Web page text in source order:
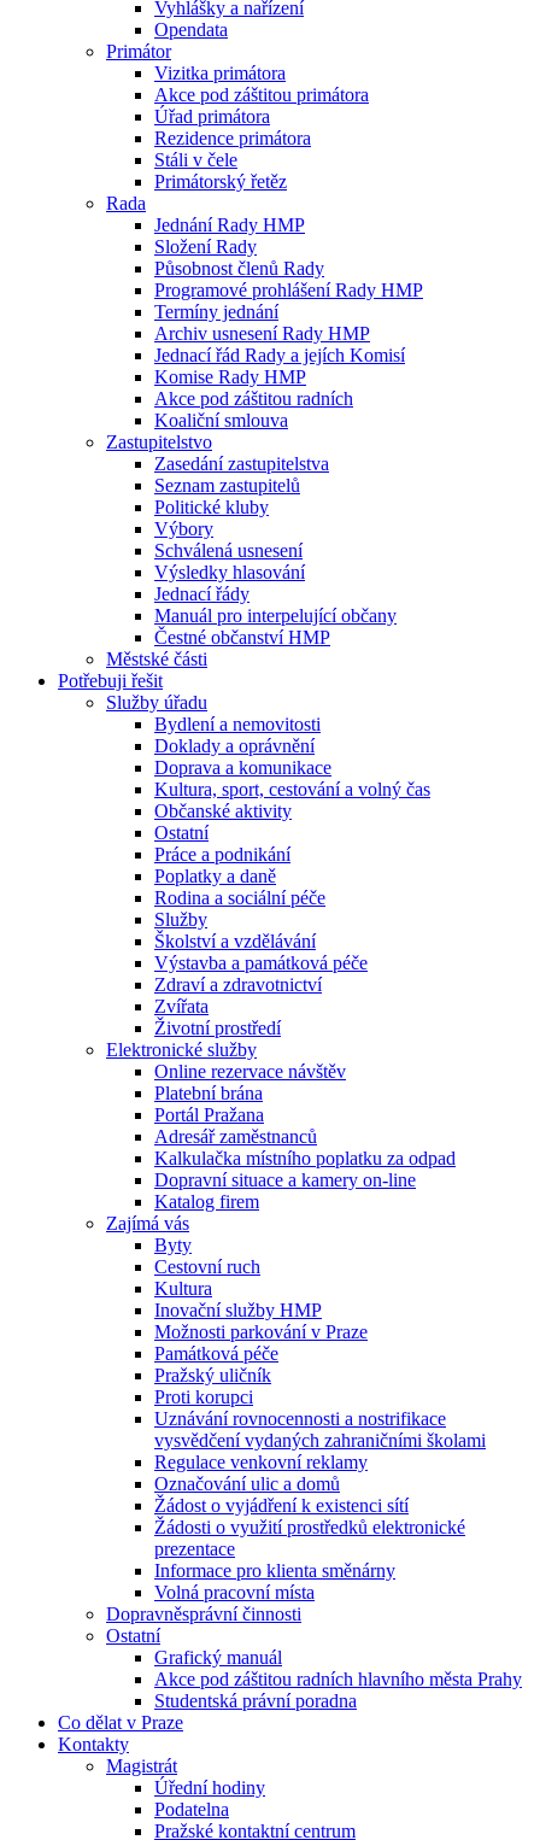
Vyhlášky a nařízení
Opendata
Primátor
Vizitka primátora
Akce pod záštitou primátora
Úřad primátora
Rezidence primátora
Stáli v čele
Primátorský řetěz
Rada
Jednání Rady HMP
Složení Rady
Působnost členů Rady
Programové prohlášení Rady HMP
Termíny jednání
Archiv usnesení Rady HMP
Jednací řád Rady a jejích Komisí
Komise Rady HMP
Akce pod záštitou radních
Koaliční smlouva
Zastupitelstvo
Zasedání zastupitelstva
Seznam zastupitelů
Politické kluby
Výbory
Schválená usnesení
Výsledky hlasování
Jednací řády
Manuál pro interpelující občany
Čestné občanství HMP
Městské části
Potřebuji řešit
Služby úřadu
Bydlení a nemovitosti
Doklady a oprávnění
Doprava a komunikace
Kultura, sport, cestování a volný čas
Občanské aktivity
Ostatní
Práce a podnikání
Poplatky a daně
Rodina a sociální péče
Služby
Školství a vzdělávání
Výstavba a památková péče
Zdraví a zdravotnictví
Zvířata
Životní prostředí
Elektronické služby
Online rezervace návštěv
Platební brána
Portál Pražana
Adresář zaměstnanců
Kalkulačka místního poplatku za odpad
Dopravní situace a kamery on-line
Katalog firem
Zajímá vás
Byty
Cestovní ruch
Kultura
Inovační služby HMP
Možnosti parkování v Praze
Památková péče
Pražský uličník
Proti korupci
Uznávání rovnocennosti a nostrifikace
vysvědčení vydaných zahraničními školami
Regulace venkovní reklamy
Označování ulic a domů
Žádost o vyjádření k existenci sítí
Žádosti o využití prostředků elektronické
prezentace
Informace pro klienta směnárny
Volná pracovní místa
Dopravněsprávní činnosti
Ostatní
Grafický manuál
Akce pod záštitou radních hlavního města Prahy
Studentská právní poradna
Co dělat v Praze
Kontakty
Magistrát
Úřední hodiny
Podatelna
Pražské kontaktní centrum